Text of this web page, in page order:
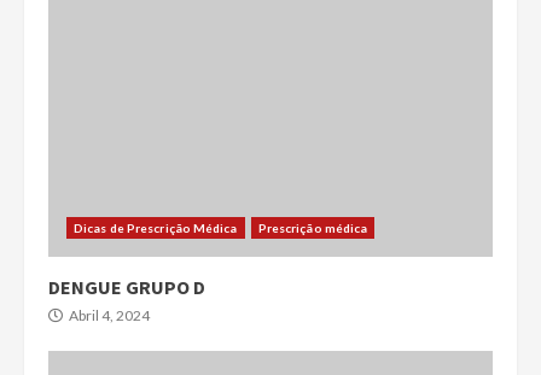
Dicas de Prescrição Médica Prescrição médica
DENGUE GRUPO D
Abril 4, 2024